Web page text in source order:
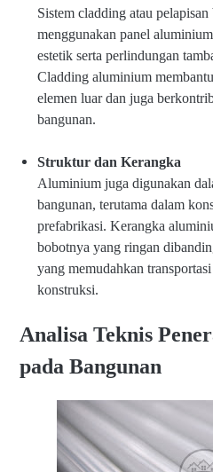
Sistem cladding atau
menggunakan panel
estetik serta perlindungan
Cladding aluminium
elemen luar dan juga
bangunan.
Struktur dan Kerangka
Aluminium juga digunakan
bangunan, terutama dalam
prefabrikasi. Kerangka
bobotnya yang ringan
yang memudahkan
konstruksi.
Analisa Teknis
pada Bangunan